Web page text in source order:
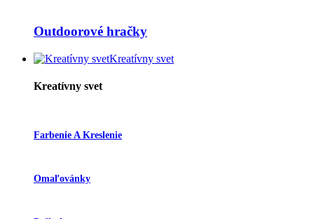
Outdoorové hračky
Kreatívny svet
Kreatívny svet
Farbenie A Kreslenie
Omaľovánky